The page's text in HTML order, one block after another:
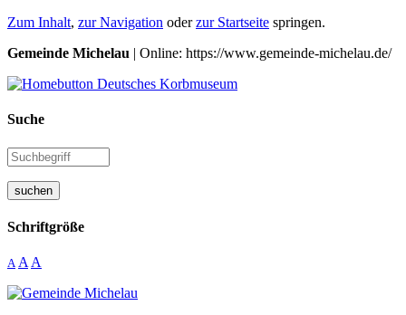
Zum Inhalt, zur Navigation oderzur Startseite springen.
Gemeinde Michelau | Online: https://www.gemeinde-michelau.de/
Suche
suchen
Schriftgröße
A A A